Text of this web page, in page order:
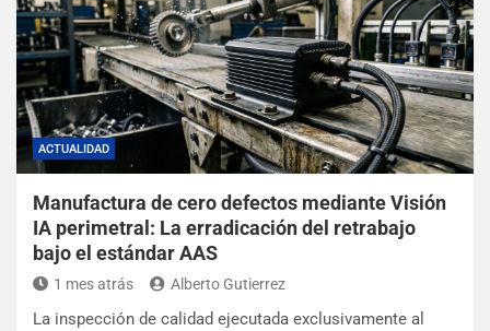
ACTUALIDAD
Manufactura de cero defectos mediante Visión
IA perimetral: La erradicación del retrabajo
bajo el estándar AAS
1 mes atrás Alberto Gutierrez
La inspección de calidad ejecutada exclusivamente al